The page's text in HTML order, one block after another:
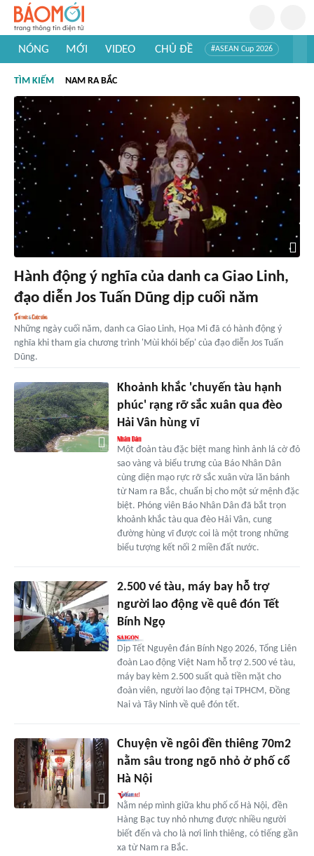
NÓNG MỚI VIDEO CHỦ ĐỀ #ASEAN Cup 2026
#Khám phá Việt Nam
#Khám phá thế giới
TÌM KIẾM NAM RA BẮC
Hành động ý nghĩa của danh ca Giao Linh,
đạo diễn Jos Tuấn Dũng dịp cuối năm
Những ngày cuối năm, danh ca Giao Linh, Họa Mi đã có hành động ý
nghĩa khi tham gia chương trình 'Mùi khói bếp' của đạo diễn Jos Tuấn
Dũng.
Khoảnh khắc 'chuyến tàu hạnh
phúc' rạng rỡ sắc xuân qua đèo
Hải Vân hùng vĩ
Một đoàn tàu đặc biệt mang hình ảnh lá cờ đỏ
sao vàng và biểu trưng của Báo Nhân Dân
cùng diện mạo rực rỡ sắc xuân vừa lăn bánh
từ Nam ra Bắc, chuẩn bị cho một sứ mệnh đặc
biệt. Phóng viên Báo Nhân Dân đã bắt trọn
khoảnh khắc tàu qua đèo Hải Vân, cung
đường hùng vĩ được coi là một trong những
biểu tượng kết nối 2 miền đất nước.
2.500 vé tàu, máy bay hỗ trợ
người lao động về quê đón Tết
Bính Ngọ
Dịp Tết Nguyên đán Bính Ngọ 2026, Tổng Liên
đoàn Lao động Việt Nam hỗ trợ 2.500 vé tàu,
máy bay kèm 2.500 suất quà tiền mặt cho
đoàn viên, người lao động tại TPHCM, Đồng
Nai và Tây Ninh về quê đón tết.
Chuyện về ngôi đền thiêng 70m2
nằm sâu trong ngõ nhỏ ở phố cổ
Hà Nội
Nằm nép mình giữa khu phố cổ Hà Nội, đền
Hàng Bạc tuy nhỏ nhưng được nhiều người
biết đến và cho là nơi linh thiêng, có tiếng gần
xa từ Nam ra Bắc.